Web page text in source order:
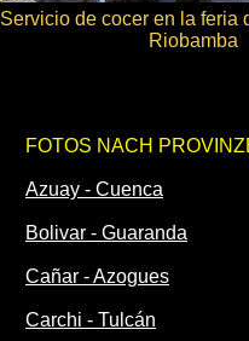
Servicio de cocer en la feria
Riobamba
FOTOS NACH
Azuay - Cuenca
Bolivar - Guaranda
Cañar - Azogues
Carchi - Tulcán